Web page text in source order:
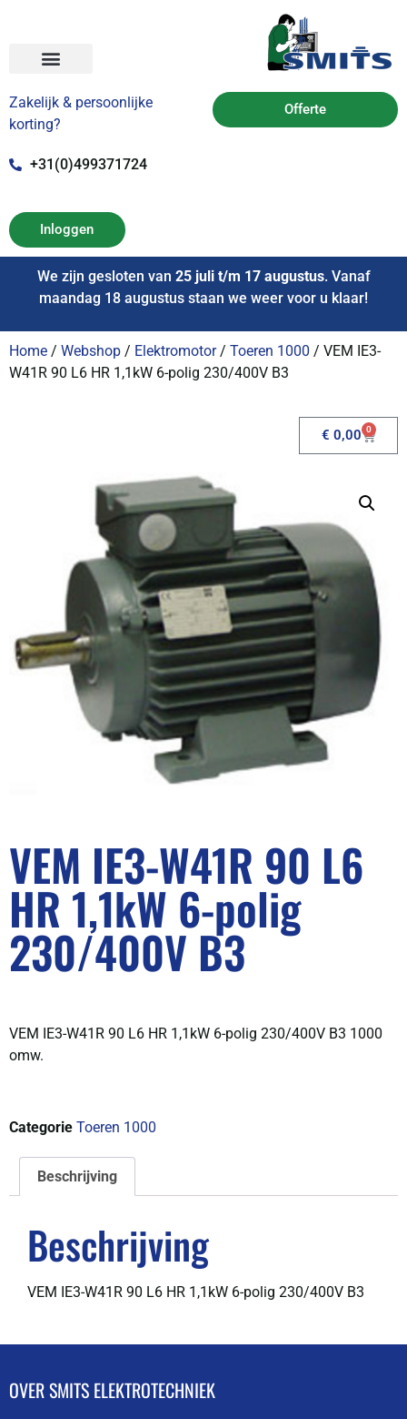
Zakelijk & persoonlijke
korting?
+31(0)499371724
Offerte
Inloggen
We zijn gesloten van 25 juli t/m 17 augustus. Vanaf
maandag 18 augustus staan we weer voor u klaar!
Home / Webshop / Elektromotor/ Toeren 1000 / VEM IE3-
W41R 90 L6 HR 1,1kW 6-polig 230/400V B3
€ 0,00 0
VEM IE3-W41R 90 L6
HR 1,1kW 6-polig
230/400V B3
VEM IE3-W41R 90 L6 HR 1,1kW 6-polig 230/400V B3 1000
omw.
Categorie Toeren 1000
Beschrijving
Beschrijving
VEM IE3-W41R 90 L6 HR 1,1kW 6-polig 230/400V B3
OVER SMITS ELEKTROTECHNIEK